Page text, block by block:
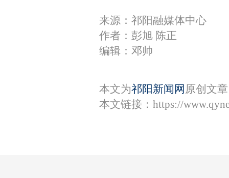
来源：祁阳融媒体中心
作者：彭旭 陈正
编辑：邓帅
本文为祁阳新闻网 原创文
本文链接： https://